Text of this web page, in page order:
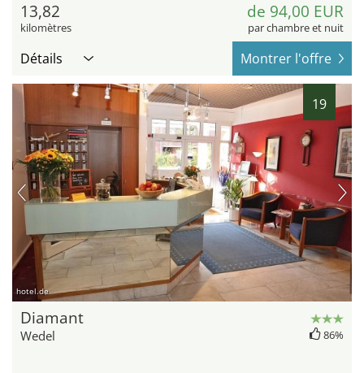
13,82
kilomètres
de 94,00 EUR
par chambre et nuit
Détails Montrer l'offre
19
hotel.de
Diamant
Wedel 86%